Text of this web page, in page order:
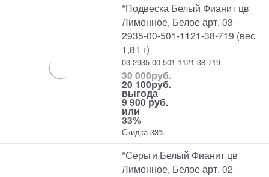
*Подвеска Белый Фианит цв
Лимонное, Белое арт. 03-
2935-00-501-1121-38-719 (вес
1,81 г)
03-2935-00-501-1121-38-719
30 000руб.
20 100руб.
выгода
9 900 руб.
или
33%
Скидка 33%
*Серьги Белый Фианит цв
Лимонное, Белое арт. 02-